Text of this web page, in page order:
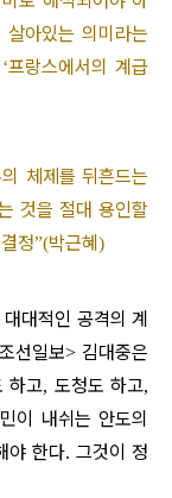
아있는 의미라는
프랑스에서의 계급
체제를 뒤흔드는
것을 절대 용인할
정”(박근혜)
대대적인 공격의 계
선일보>김대중은
하고, 도청도 하고,
이 내쉬는 안도의
야 한다. 그것이 정